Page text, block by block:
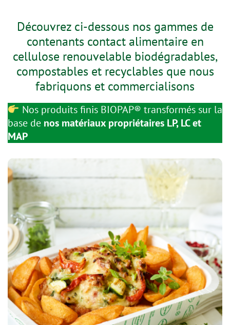
Découvrez ci-dessous nos gammes de
contenants contact alimentaire en
cellulose renouvelable biodégradables,
compostables et recyclables que nous
fabriquons et commercialisons
Nos produits finis BIOPAP® transformés sur la
base de nos matériaux propriétaires LP, LC et
MAP